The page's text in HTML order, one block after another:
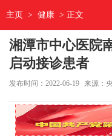
主页 > 健康 > 正文
湘潭市中心医院
启动接诊患者
发布时间：2022-06-19 来源：